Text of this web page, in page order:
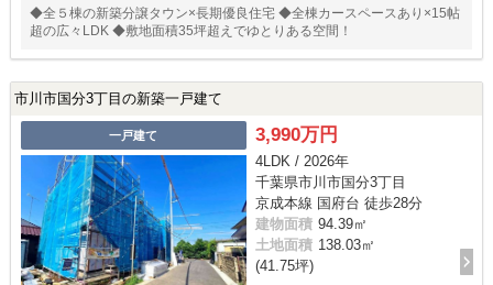
◆全５棟の新築分譲タウン×長期優良住宅 ◆全棟カースペースあり×15帖
超の広々LDK ◆敷地面積35坪超えでゆとりある空間！
市川市国分3丁目の新築一戸建て
一戸建て 3,990万円
4LDK / 2026年
千葉県市川市国分3丁目
京成本線 国府台 徒歩28分
建物面積 94.39㎡
土地面積 138.03㎡
(41.75坪)